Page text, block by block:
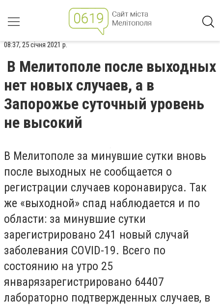
08:37, 25 січня 2021 р.
В Мелитополе после выходных
нет новых случаев, а в
Запорожье суточный уровень
не высокий
В Мелитополе за минувшие сутки вновь
после выходных не сообщается о
регистрации случаев коронавируса. Так
же «выходной» спад наблюдается и по
области: за минувшие сутки
зарегистрировано 241 новый случай
заболевания COVID-19. Всего по
состоянию на утро 25
январязарегистрировано 64407
лабораторно подтвержденных случаев, в